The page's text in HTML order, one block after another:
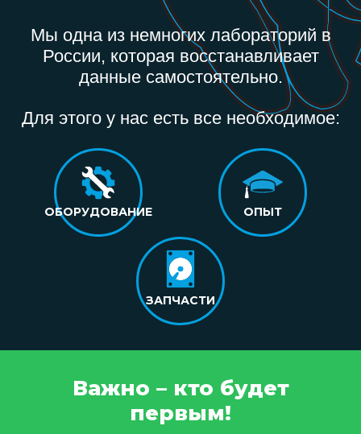
Мы одна из немногих лабораторий в
России, которая восстанавливает
данные самостоятельно.
Для этого у нас есть все необходимое:
ОБОРУДОВАНИЕ ОПЫТ
ЗАПЧАСТИ
Важно – кто будет
первым!